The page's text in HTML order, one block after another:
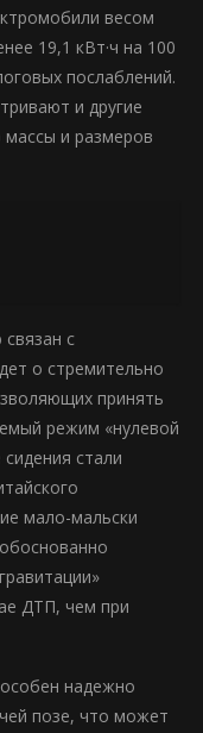
весом
19,1 кВт·ч на 100
послаблений.
и другие
и размеров
с
о стремительно
принять
режим «нулевой
стали
мало-мальски
ДТП, чем при
надежно
позе, что может